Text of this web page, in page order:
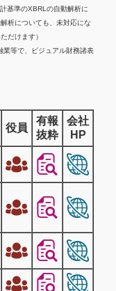
基準のXBRLの自動解析に
析についても、未対応にな
だけます）
等で、ビジュアル財務諸表
役員
有報
抜粋
会社
HP